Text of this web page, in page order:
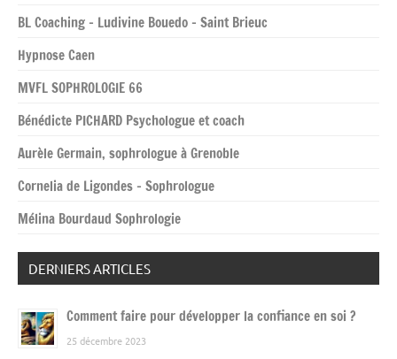
BL Coaching – Ludivine Bouedo – Saint Brieuc
Hypnose Caen
MVFL SOPHROLOGIE 66
Bénédicte PICHARD Psychologue et coach
Aurèle Germain, sophrologue à Grenoble
Cornelia de Ligondes – Sophrologue
Mélina Bourdaud Sophrologie
DERNIERS ARTICLES
Comment faire pour développer la confiance en soi ?
25 décembre 2023